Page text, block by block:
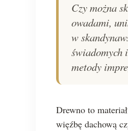
Czy można
owadami,
w
świadomych
metody
Drewno to
więźbę dachową